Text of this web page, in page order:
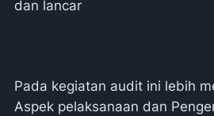
dan lancar
Pada kegiatan audit ini lebih
Aspek pelaksanaan dan